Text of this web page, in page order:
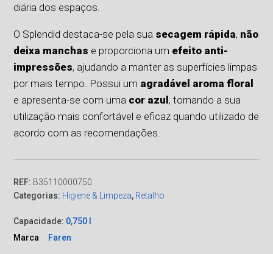
diária dos espaços.
O Splendid destaca-se pela sua secagem rápida, não
deixa manchas e proporciona um efeito anti-
impressões, ajudando a manter as superfícies limpas
por mais tempo. Possui um agradável aroma floral
e apresenta-se com uma cor azul, tornando a sua
utilização mais confortável e eficaz quando utilizado de
acordo com as recomendações.
REF: B35110000750
Categorias: Higiene & Limpeza, Retalho
Capacidade: 0,750 l
Marca
Faren